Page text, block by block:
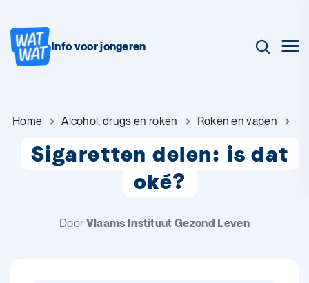
Info voor jongeren
Home Alcohol, drugs en roken Roken en vapen
Sigaretten delen: is dat
oké?
DoorVlaams Instituut Gezond Leven